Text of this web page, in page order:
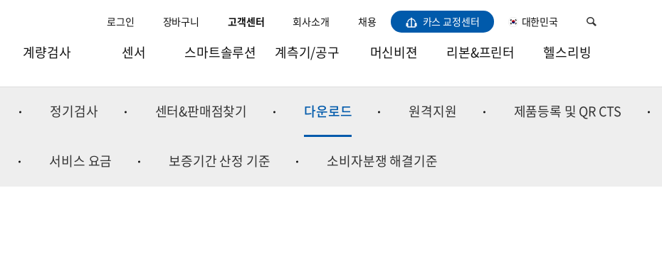
로그인 장바구니 고객센터 회사소개 채용 카스 교정센터 대한민국
계량검사
과일선별기
금속검출기/X-ray
센서 스마트솔루션
스마트팩토리
스마트리테일
계측기/공구
점도/비중/수분계
바이오실험장비
머신비젼
비전LED라이트
렌즈
리본&프린터 헬스리빙
건강
정기검사 센터&판매점찾기 다운로드 원격지원 제품등록 및 QR CTS
서비스 요금 보증기간 산정 기준 소비자분쟁 해결기준